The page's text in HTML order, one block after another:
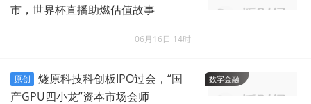
市，世界杯直播助燃估值故事
06月16日 14时
数字金融
原创
燧原科技科创板IPO过会，“国
产GPU四小龙”资本市场会师